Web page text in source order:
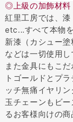
◎上級の加飾材料
紅里工房では、
etc...すべて本物
新漆（カシュー
などは一切使用し
また金具にもこ
トゴールドとプ
ッチ無痛イヤリン
玉チェーンもビ
るお客様向けの商